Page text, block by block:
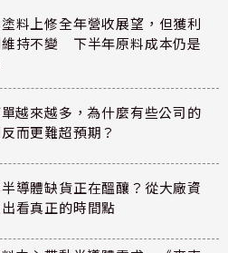
料上修全年營收展望，但獲利
持不變 下半年原料成本仍是
越來越多，為什麼有些公司的
而更難超預期？
導體缺貨正在醞釀？從大廠資
看真正的時間點